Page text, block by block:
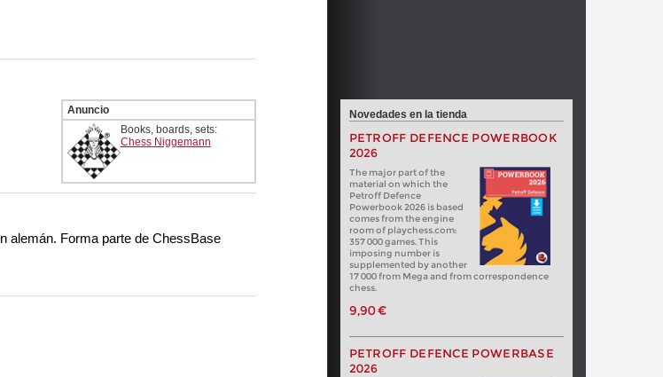
Anuncio
Books, boards, sets:
Chess Niggemann
alemán. Forma parte de ChessBase
Novedades en la tienda
PETROFF DEFENCE POWERBOOK
2026
The major part of the
material on which the
Petroff Defence
Powerbook 2026 is based
comes from the engine
room of playchess.com:
357 000 games. This
imposing number is
supplemented by another
17 000 from Mega and from correspondence
chess.
9,90 €
PETROFF DEFENCE POWERBASE
2026